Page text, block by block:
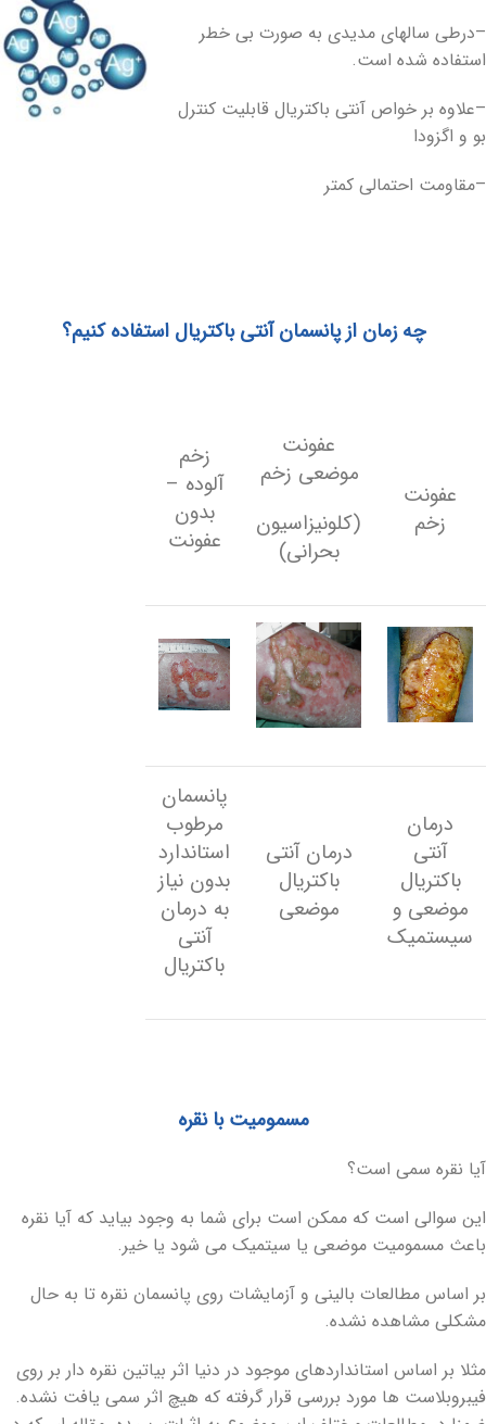
–درطی سالهای مدیدی به صورت بی خطر
استفاده شده است.
–علاوه بر خواص آنتی باکتریال قابلیت کنترل
بو و اگزودا
–مقاومت احتمالی کمتر
چه زمان از پانسمان آنتی باکتریال استفاده کنیم؟
عفونت
زخم
عفونت
موضعی زخم
(کلونیزاسیون
بحرانی)
زخم
آلوده –
بدون
عفونت
درمان
آنتی
‏باکتریال
موضعی و
سیستمیک
درمان آنتی
‏باکتریال
موضعی
پانسمان
مرطوب
استاندارد
بدون نیاز
به درمان
آنتی
‏باکتریال
مسمومیت با نقره
آیا نقره سمی است؟
این سوالی است که ممکن است برای شما به وجود بیاید که آیا نقره
باعث مسمومیت موضعی یا سیتمیک می شود یا خیر.
بر اساس مطالعات بالینی و آزمایشات روی پانسمان نقره تا به حال
مشکلی مشاهده نشده.
مثلا بر اساس استانداردهای موجود در دنیا اثر بیاتین نقره دار بر روی
فیبروبلاست ها مورد بررسی قرار گرفته که هیچ اثر سمی یافت نشده.